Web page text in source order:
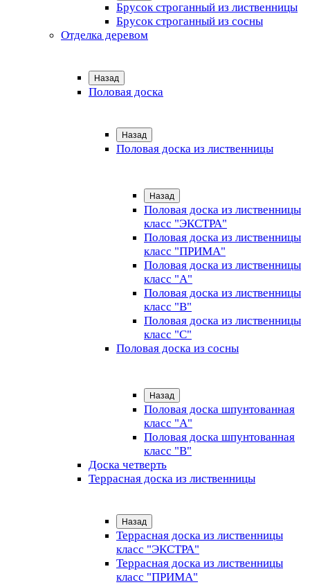
Брусок строганный из лиственницы
Брусок строганный из сосны
Отделка деревом
Назад
Половая доска
Назад
Половая доска из лиственницы
Назад
Половая доска из лиственницы
класс "ЭКСТРА"
Половая доска из лиственницы
класс "ПРИМА"
Половая доска из лиственницы
класс "А"
Половая доска из лиственницы
класс "B"
Половая доска из лиственницы
класс "C"
Половая доска из сосны
Назад
Половая доска шпунтованная
класс "А"
Половая доска шпунтованная
класс "B"
Доска четверть
Террасная доска из лиственницы
Назад
Террасная доска из лиственницы
класс "ЭКСТРА"
Террасная доска из лиственницы
класс "ПРИМА"